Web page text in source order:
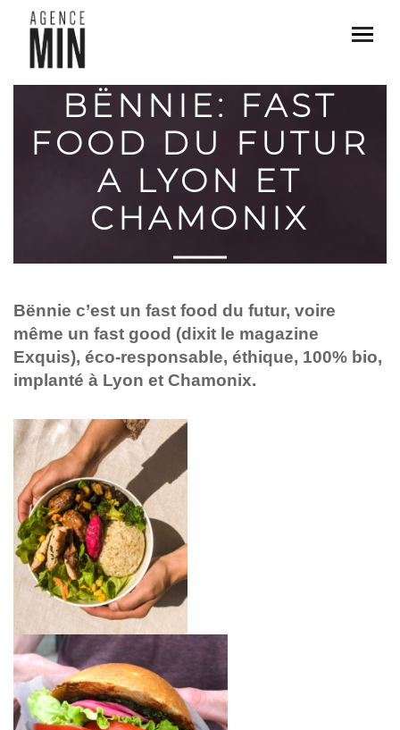
BËNNIE: FAST
FOOD DU FUTUR
A LYON ET
CHAMONIX
Bënnie c’est un fast food du futur, voire
même un fast good (dixit le magazine
Exquis), éco-responsable, éthique, 100% bio,
implanté à Lyon et Chamonix.